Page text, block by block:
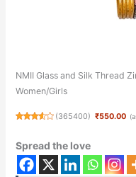
NMII Glass and Silk Thread
Women/Girls
(365400) ₹550.00
Spread the love